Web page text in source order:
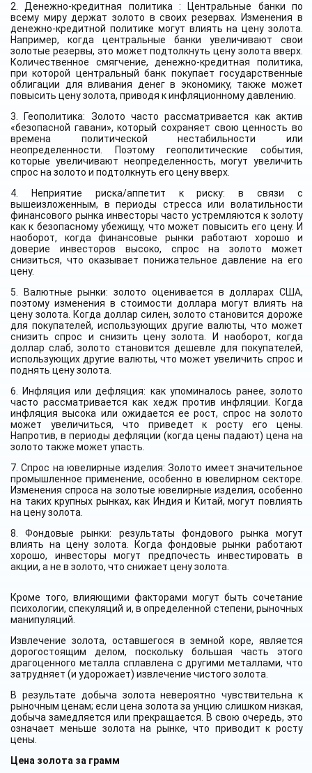
2. Денежно-кредитная политика : Центральные банки по
всему миру держат золото в своих резервах. Изменения в
денежно-кредитной политике могут влиять на цену золота.
Например, когда центральные банки увеличивают свои
золотые резервы, это может подтолкнуть цену золота вверх.
Количественное смягчение, денежно-кредитная политика,
при которой центральный банк покупает государственные
облигации для вливания денег в экономику, также может
повысить цену золота, приводя к инфляционному давлению.
3. Геополитика: Золото часто рассматривается как актив
«безопасной гавани», который сохраняет свою ценность во
времена политической нестабильности или
неопределенности. Поэтому геополитические события,
которые увеличивают неопределенность, могут увеличить
спрос на золото и подтолкнуть его цену вверх.
4. Неприятие риска/аппетит к риску: в связи с
вышеизложенным, в периоды стресса или волатильности
финансового рынка инвесторы часто устремляются к золоту
как к безопасному убежищу, что может повысить его цену. И
наоборот, когда финансовые рынки работают хорошо и
доверие инвесторов высоко, спрос на золото может
снизиться, что оказывает понижательное давление на его
цену.
5. Валютные рынки: золото оценивается в долларах США,
поэтому изменения в стоимости доллара могут влиять на
цену золота. Когда доллар силен, золото становится дороже
для покупателей, использующих другие валюты, что может
снизить спрос и снизить цену золота. И наоборот, когда
доллар слаб, золото становится дешевле для покупателей,
использующих другие валюты, что может увеличить спрос и
поднять цену золота.
6. Инфляция или дефляция: как упоминалось ранее, золото
часто рассматривается как хедж против инфляции. Когда
инфляция высока или ожидается ее рост, спрос на золото
может увеличиться, что приведет к росту его цены.
Напротив, в периоды дефляции (когда цены падают) цена на
золото также может упасть.
7. Спрос на ювелирные изделия: Золото имеет значительное
промышленное применение, особенно в ювелирном секторе.
Изменения спроса на золотые ювелирные изделия, особенно
на таких крупных рынках, как Индия и Китай, могут повлиять
на цену золота.
8. Фондовые рынки: результаты фондового рынка могут
влиять на цену золота. Когда фондовые рынки работают
хорошо, инвесторы могут предпочесть инвестировать в
акции, а не в золото, что снижает цену золота.
Кроме того, влияющими факторами могут быть сочетание
психологии, спекуляций и, в определенной степени, рыночных
манипуляций.
Извлечение золота, оставшегося в земной коре, является
дорогостоящим делом, поскольку большая часть этого
драгоценного металла сплавлена с другими металлами, что
затрудняет (и удорожает) извлечение чистого золота.
В результате добыча золота невероятно чувствительна к
рыночным ценам; если цена золота за унцию слишком низкая,
добыча замедляется или прекращается. В свою очередь, это
означает меньше золота на рынке, что приводит к росту
цены.
Цена золота за грамм